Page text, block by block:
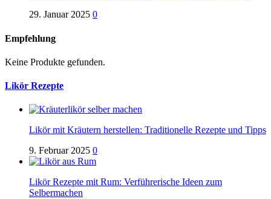
29. Januar 2025 0
Empfehlung
Keine Produkte gefunden.
Likör Rezepte
Likör mit Kräutern herstellen: Traditionelle Rezepte und Tipps
9. Februar 2025 0
Likör Rezepte mit Rum: Verführerische Ideen zum
Selbermachen